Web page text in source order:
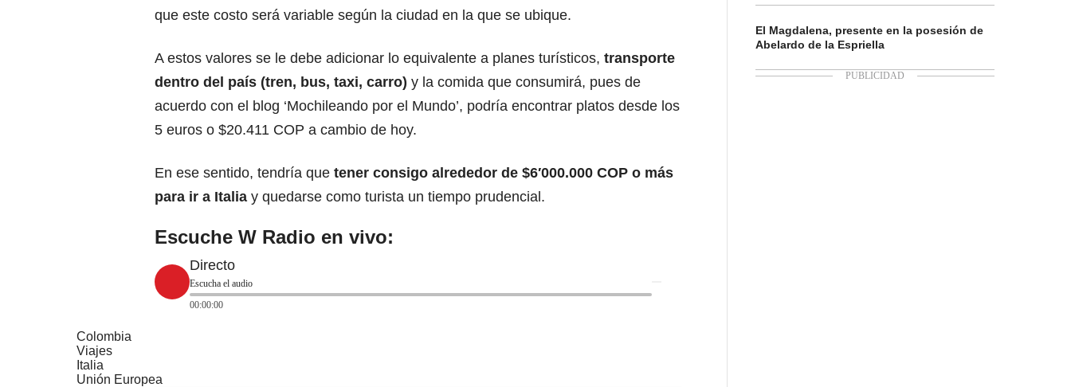
que este costo será variable según la ciudad en la que se ubique.
A estos valores se le debe adicionar lo equivalente a planes turísticos, transporte
dentro del país (tren, bus, taxi, carro) y la comida que consumirá, pues de
acuerdo con el blog ‘Mochileando por el Mundo’, podría encontrar platos desde los
5 euros o $20.411 COP a cambio de hoy.
En ese sentido, tendría que tener consigo alrededor de $6′000.000 COP o más
para ir a Italia y quedarse como turista un tiempo prudencial.
Escuche W Radio en vivo:
Directo
Escucha el audio
00:00:00
Colombia
Viajes
Italia
Unión Europea
El Magdalena, presente en la posesión de
Abelardo de la Espriella